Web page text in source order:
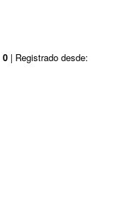
0 | Registrado desde: